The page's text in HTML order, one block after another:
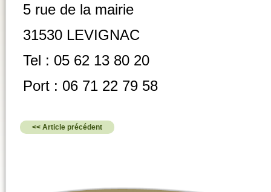
5 rue de la mairie
31530 LEVIGNAC
Tel : 05 62 13 80 20
Port : 06 71 22 79 58
<< Article précédent